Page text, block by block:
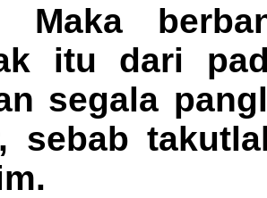
Maka
itu dari
segala
sebab